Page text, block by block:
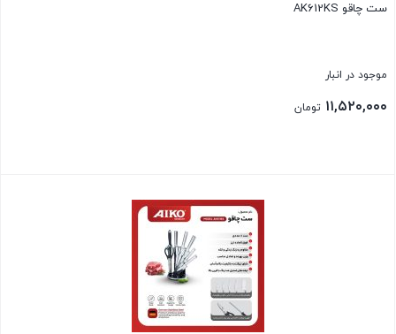
ست چاقو AK612KS
موجود در انبار
۱۱,۵۲۰,۰۰۰ تومان